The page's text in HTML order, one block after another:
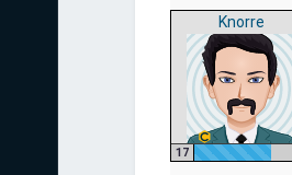
Knorre
17